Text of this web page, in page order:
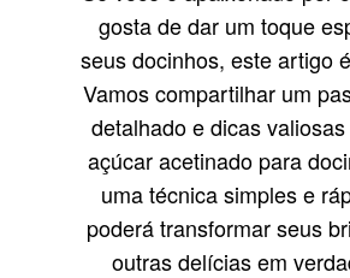
gosta de dar um toque
seus docinhos, este artigo
Vamos compartilhar um
detalhado e dicas
açúcar acetinado para
uma técnica simples e
poderá transformar seus
outras delícias em